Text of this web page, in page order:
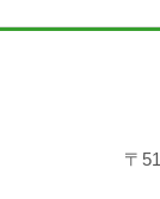
〒